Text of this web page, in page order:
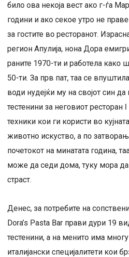
било ова некоја вест ако г-ѓа
години и ако секое утро не
за гостите во ресторанот.
регион Апулија, нона Дора
раните 1970-ти и работела како
50-ти. За прв пат, таа се
води нудејќи му на својот син
тестенини за неговиот ресторан
техники кои ги користи во
животно искуство, а по
почетокот на минатата година,
може да седи дома, туку мора да
страст.
Денес, за потребите на
Dora’s Pasta Bar прави дури 19
тестенини, а на менито има
италијански специјалитети кои